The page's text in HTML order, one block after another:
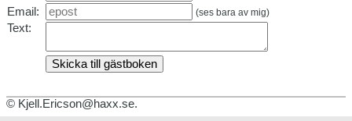
Email : (ses bara av mig)
Text:
© Kjell.Ericson@haxx.se.